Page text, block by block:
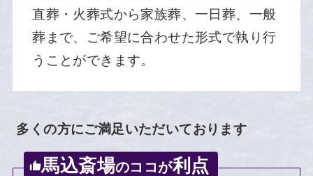
直葬・火葬式から家族葬、一日葬、一般
葬まで、ご希望に合わせた形式で執り行
うことができます。
多くの方にご満足いただいております
馬込斎場のココが利点